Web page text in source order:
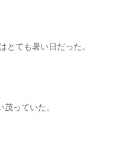
とても暑い日だった。
っていた。